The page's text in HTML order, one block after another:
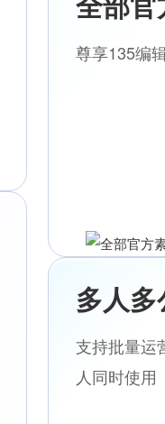
尊享135编
多人
支持批量运
人同时使用